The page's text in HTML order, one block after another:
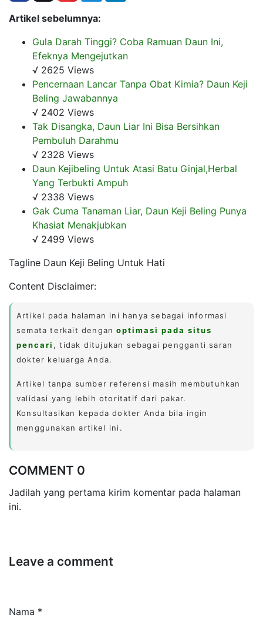
Artikel sebelumnya:
Gula Darah Tinggi? Coba Ramuan Daun Ini,
Efeknya Mengejutkan
√ 2625 Views
Pencernaan Lancar Tanpa Obat Kimia? Daun Keji
Beling Jawabannya
√ 2402 Views
Tak Disangka, Daun Liar Ini Bisa Bersihkan
Pembuluh Darahmu
√ 2328 Views
Daun Kejibeling Untuk Atasi Batu Ginjal,Herbal
Yang Terbukti Ampuh
√ 2338 Views
Gak Cuma Tanaman Liar, Daun Keji Beling Punya
Khasiat Menakjubkan
√ 2499 Views
Tagline Daun Keji Beling Untuk Hati
Content Disclaimer:
Artikel pada halaman ini hanya sebagai informasi
semata terkait denganoptimasi pada situs
pencari , tidak ditujukan sebagai pengganti saran
dokter keluarga Anda.
Artikel tanpa sumber referensi masih membutuhkan
validasi yang lebih otoritatif dari pakar.
Konsultasikan kepada dokter Anda bila ingin
menggunakan artikel ini.
COMMENT 0
Jadilah yang pertama kirim komentar pada halaman
ini.
Leave a comment
Nama *